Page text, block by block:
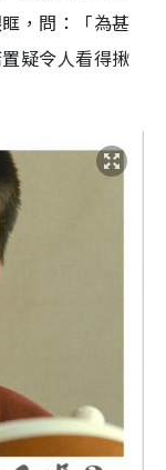
，問：「為甚
疑令人看得揪